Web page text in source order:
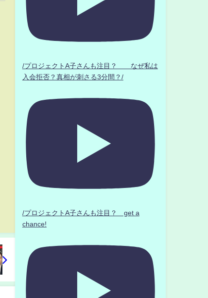
/プロジェクトA子さんも注目？ なぜ私は
入会拒否？真相が刺さる3分間？/
/プロジェクトA子さんも注目？ get a
chance!